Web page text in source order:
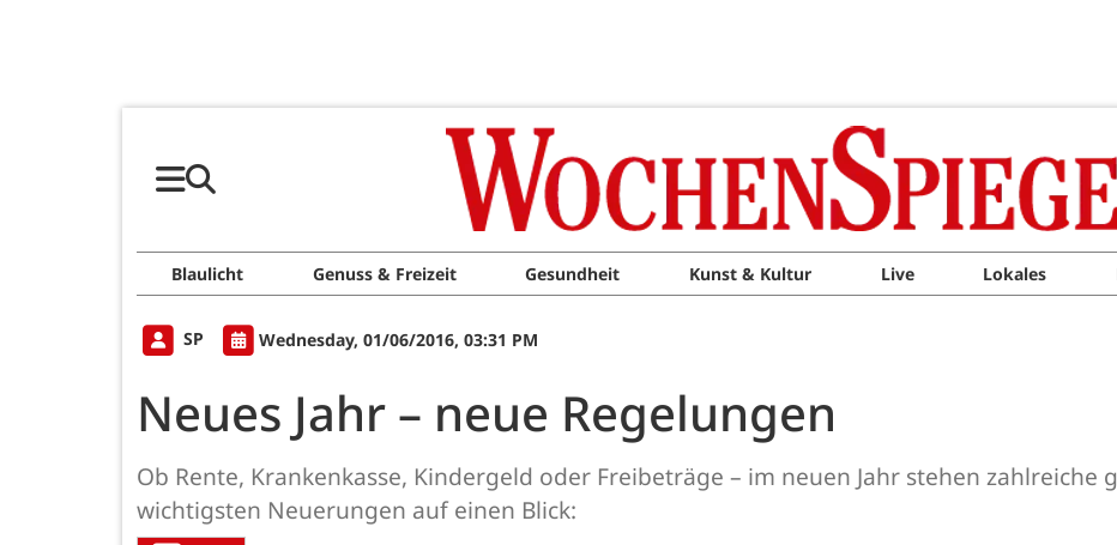
Blaulicht Genuss & Freizeit Gesundheit Kunst & Kultur Live Lokales
SP Wednesday, 01/06/2016, 03:31 PM
Neues Jahr – neue Regelungen
Ob Rente, Krankenkasse, Kindergeld oder Freibeträge – im neuen Jahr stehen zahlreiche
wichtigsten Neuerungen auf einen Blick: